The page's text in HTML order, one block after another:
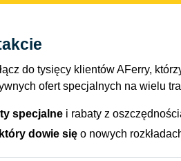
do tysięcy klientów AFerry,
ofert specjalnych na wielu
specjalne i rabaty z
dowie się o nowych